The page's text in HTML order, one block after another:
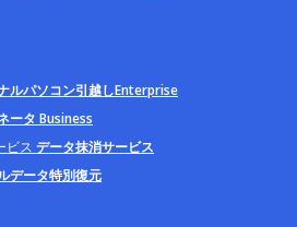
ルパソコン引越しEnterprise
ータ Business
ビス データ抹消サービス
データ特別復元